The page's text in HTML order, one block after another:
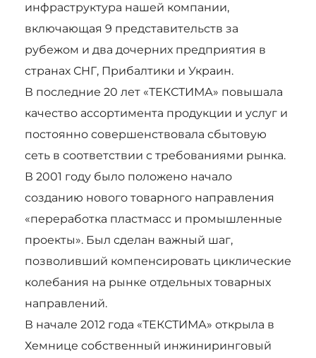
инфраструктура нашей компании,
включающая 9 представительств за
рубежом и два дочерних предприятия в
странах СНГ, Прибалтики и Украин.
В последние 20 лет «ТЕКСТИМА» повышала
качество ассортимента продукции и услуг и
постоянно совершенствовала сбытовую
сеть в соответствии с требованиями рынка.
В 2001 году было положено начало
созданию нового товарного направления
«переработка пластмасс и промышленные
проекты». Был сделан важный шаг,
позволивший компенсировать циклические
колебания на рынке отдельных товарных
направлений.
В начале 2012 года «ТЕКСТИМА» открыла в
Хемнице собственный инжиниринговый